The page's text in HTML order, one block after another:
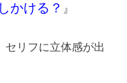
かける？ 』
セリフに立体感が出